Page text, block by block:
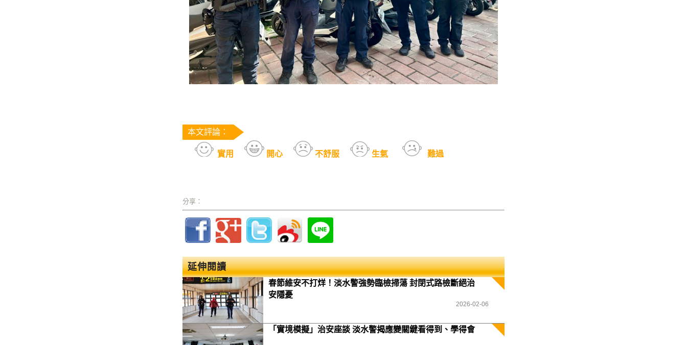
本文評論：
實用 開心 不舒服 生氣 難過
分享：
延伸閱讀
春節維安不打烊！淡水警強勢臨檢掃蕩 封閉式路檢斷絕治
安隱憂
2026-02-06
「實境模擬」治安座談 淡水警揭應變關鍵看得到、學得會